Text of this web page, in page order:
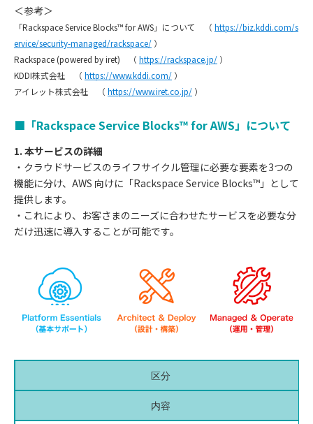
＜参考＞
「Rackspace Service Blocks™ for AWS」について （ https://biz.kddi.com/s
ervice/security-managed/rackspace/ ）
Rackspace (powered by iret) （ https://rackspace.jp/ ）
KDDI株式会社 （ https://www.kddi.com/ ）
アイレット株式会社 （ https://www.iret.co.jp/ ）
■「Rackspace Service Blocks™ for AWS」について
1. 本サービスの詳細
・クラウドサービスのライフサイクル管理に必要な要素を3つの
機能に分け、AWS 向けに「Rackspace Service Blocks™」として
提供します。
・これにより、お客さまのニーズに合わせたサービスを必要な分
だけ迅速に導入することが可能です。
区分
内容